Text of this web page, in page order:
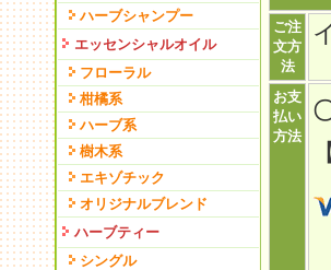
ハーブシャンプー
エッセンシャルオイル
フローラル
柑橘系
ハーブ系
樹木系
エキゾチック
オリジナルブレンド
ハーブティー
シングル
ご注
文方
法
お支
払い
方法